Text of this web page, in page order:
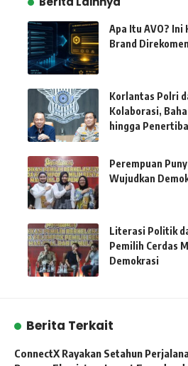
Apa Itu AVO? Ini
Brand
Korlantas Polri
Kolaborasi,
hingga
Perempuan
Wujudkan
Literasi Politik
Pemilih Cerdas
Demokrasi
Berita Terkait
ConnectX Rayakan Setahun